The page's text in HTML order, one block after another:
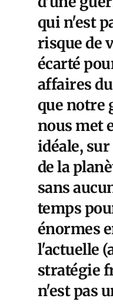
qui n'est
risque de
écarté
affaires
que notre
nous met
idéale,
de la
sans
temps
énormes
l'actuelle
stratégie
n'est pas